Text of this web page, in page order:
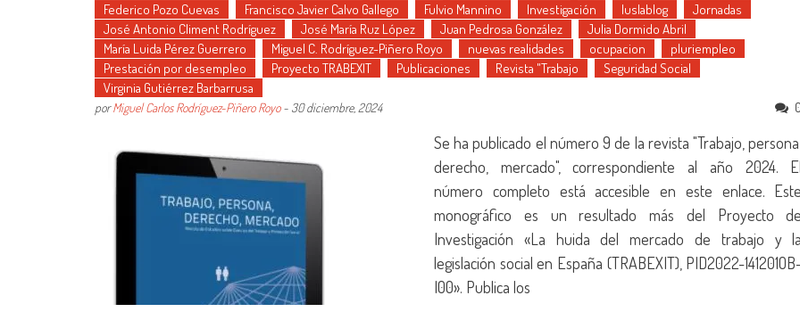
Federico Pozo Cuevas
Francisco Javier Calvo Gallego Fulvio Mannino Investigación Iuslablog
Jornadas
José Antonio Climent Rodríguez
José María Ruz López Juan Pedrosa González
Julia Dormido Abril
María Luida Pérez Guerrero
Miguel C. Rodríguez-Piñero Royo nuevas realidades ocupacion
pluriempleo
Prestación por desempleo
Proyecto TRABEXIT Publicaciones Revista "Trabajo
Seguridad Social
Virginia Gutiérrez Barbarrusa
porMiguel Carlos Rodríguez-Piñero Royo- 30 diciembre, 2024
Se ha publicado el número 9 de la revista "Trabajo,
derecho, mercado", correspondiente al año 2024.
número completo está accesible en este enlace.
monográfico es un resultado más del Proyecto
Investigación «La huida del mercado de trabajo y
legislación social en España (TRABEXIT), PID2022-
I00». Publica los